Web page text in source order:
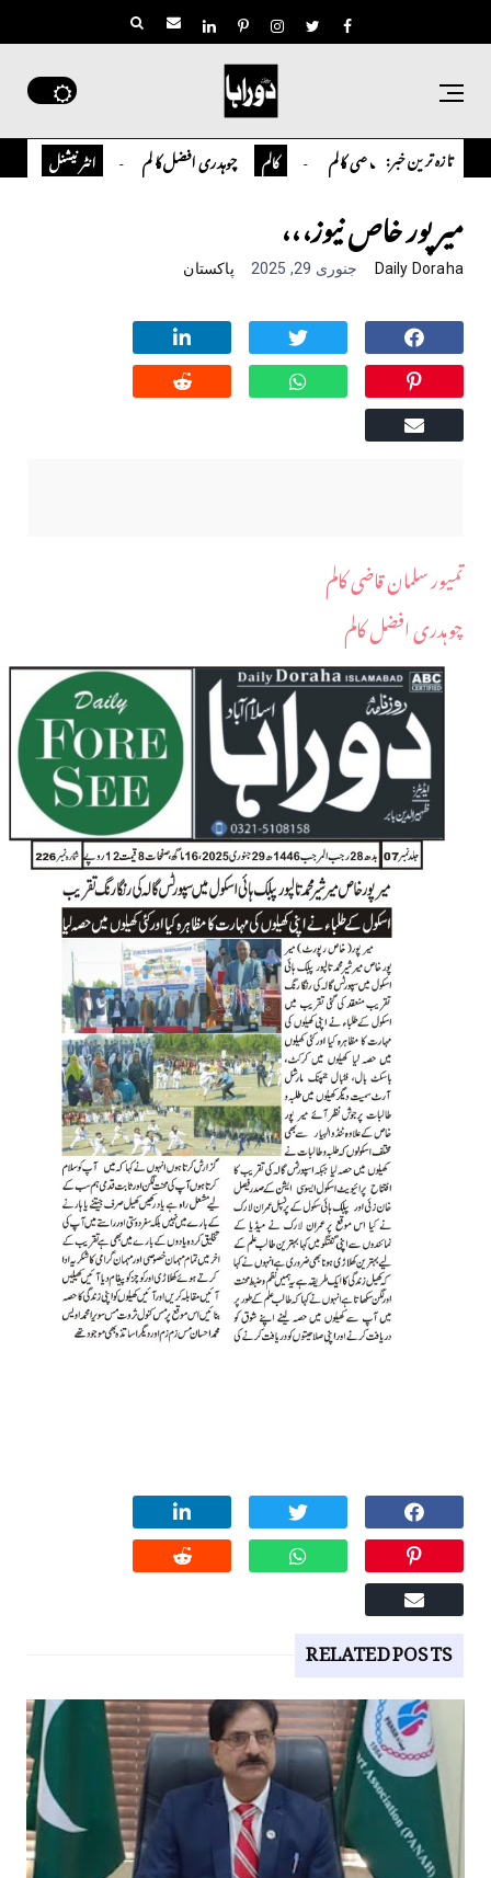
تازہ ترین خبر:
تمیور سلمان قاضی کالم کالم چوہدری افضل کالم انٹر نیشنل اوورسیز
میر پور خاص نیوز،،،
Daily Doraha جنوری 29, 2025 پاکستان
تمیور سلمان قاضی کالم
چوہدری افضل کالم
RELATED POSTS